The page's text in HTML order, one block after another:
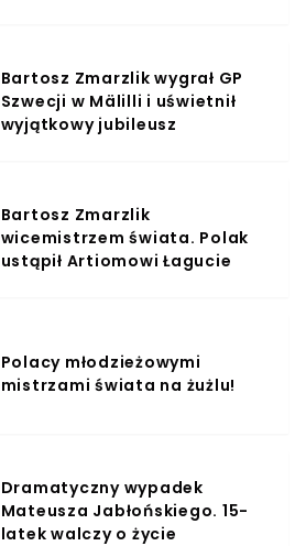
Bartosz Zmarzlik wygrał GP
Szwecji w Mälilli i uświetnił
wyjątkowy jubileusz
Bartosz Zmarzlik
wicemistrzem świata. Polak
ustąpił Artiomowi Łagucie
Polacy młodzieżowymi
mistrzami świata na żużlu!
Dramatyczny wypadek
Mateusza Jabłońskiego. 15-
latek walczy o życie